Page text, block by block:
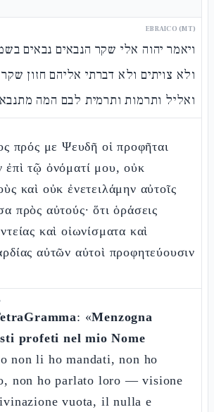
EBRAICO (MT)
ויאמר יהוה אלי שקר הנבאים נבאים
ולא צויתים ולא דברתי אליהם חזון
ואליל ותרמות ותרמית לבם המה
πρός με Ψευδῆ οἱ προφῆται
ἐπὶ τῷ ὀνόματί μου, οὐκ
καὶ οὐκ ἐνετειλάμην αὐτοῖς
πρὸς αὐτούς· ὅτι ὁράσεις
καὶ οἰωνίσματα καὶ
αὐτῶν αὐτοὶ προφητεύουσιν
: «Menzogna
profeti nel mio Nome
non li ho mandati, non ho
non ho parlato loro — visione
vuota, il nulla e